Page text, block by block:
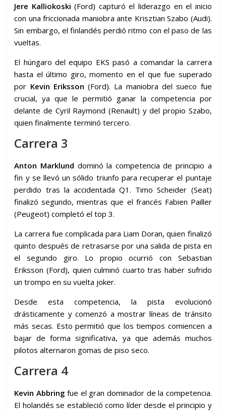
Jere Kalliokoski (Ford) capturó el liderazgo en el inicio
con una friccionada maniobra ante Krisztian Szabo (Audi).
Sin embargo, el finlandés perdió ritmo con el paso de las
vueltas.
El húngaro del equipo EKS pasó a comandar la carrera
hasta el último giro, momento en el que fue superado
por Kevin Eriksson (Ford). La maniobra del sueco fue
crucial, ya que le permitió ganar la competencia por
delante de Cyril Raymond (Renault) y del propio Szabo,
quien finalmente terminó tercero.
Carrera 3
Anton Marklund dominó la competencia de principio a
fin y se llevó un sólido triunfo para recuperar el puntaje
perdido tras la accidentada Q1. Timo Scheider (Seat)
finalizó segundo, mientras que el francés Fabien Pailler
(Peugeot) completó el top 3.
La carrera fue complicada para Liam Doran, quien finalizó
quinto después de retrasarse por una salida de pista en
el segundo giro. Lo propio ocurrió con Sebastian
Eriksson (Ford), quien culminó cuarto tras haber sufrido
un trompo en su vuelta joker.
Desde esta competencia, la pista evolucionó
drásticamente y comenzó a mostrar líneas de tránsito
más secas. Esto permitió que los tiempos comiencen a
bajar de forma significativa, ya que además muchos
pilotos alternaron gomas de piso seco.
Carrera 4
Kevin Abbring fue el gran dominador de la competencia.
El holandés se estableció como líder desde el principio y